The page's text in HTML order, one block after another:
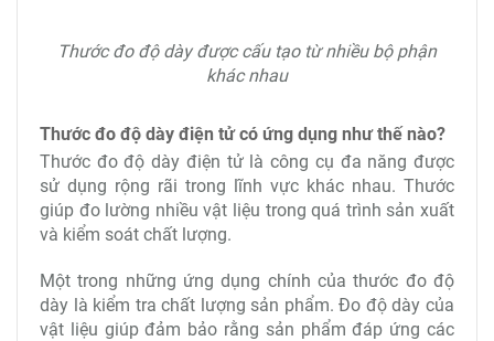
Thước đo độ dày được cấu tạo từ nhiều bộ phận
khác nhau
Thước đo độ dày điện tử có ứng dụng như thế nào?
Thước đo độ dày điện tử là công cụ đa năng được
sử dụng rộng rãi trong lĩnh vực khác nhau. Thước
giúp đo lường nhiều vật liệu trong quá trình sản xuất
và kiểm soát chất lượng.
Một trong những ứng dụng chính của thước đo độ
dày là kiểm tra chất lượng sản phẩm. Đo độ dày của
vật liệu giúp đảm bảo rằng sản phẩm đáp ứng các